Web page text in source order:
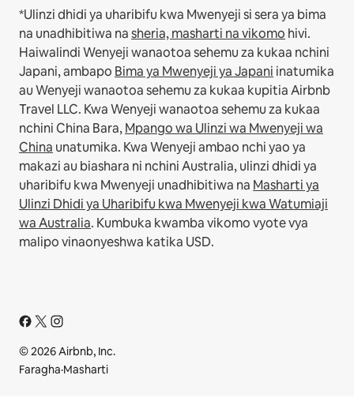
*Ulinzi dhidi ya uharibifu kwa Mwenyeji si sera ya bima
na unadhibitiwa nasheria, masharti na vikomo hivi.
Haiwalindi Wenyeji wanaotoa sehemu za kukaa nchini
Japani, ambapo Bima ya Mwenyeji ya Japani inatumika
au Wenyeji wanaotoa sehemu za kukaa kupitia Airbnb
Travel LLC. Kwa Wenyeji wanaotoa sehemu za kukaa
nchini China Bara,Mpango wa Ulinzi wa Mwenyeji wa
China unatumika. Kwa Wenyeji ambao nchi yao ya
makazi au biashara ni nchini Australia, ulinzi dhidi ya
uharibifu kwa Mwenyeji unadhibitiwa na Masharti ya
Ulinzi Dhidi ya Uharibifu kwa Mwenyeji kwa Watumiaji
wa Australia. Kumbuka kwamba vikomo vyote vya
malipo vinaonyeshwa katika USD.
© 2026 Airbnb, Inc.
Faragha·Masharti